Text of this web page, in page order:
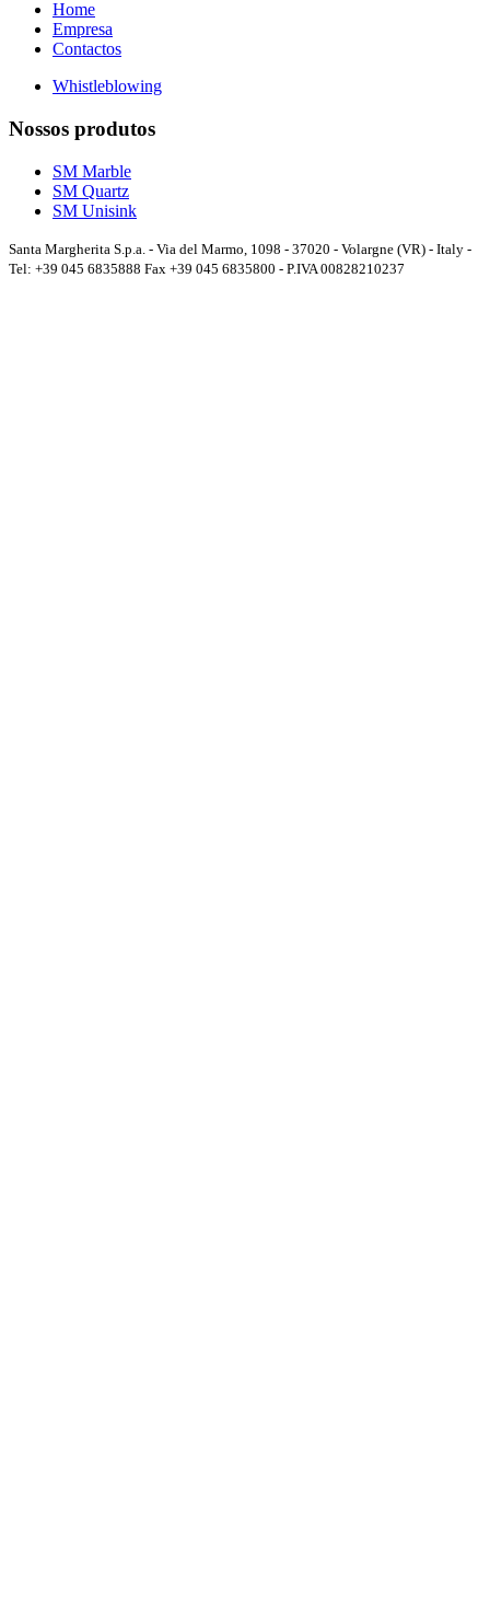
Home
Empresa
Contactos
Whistleblowing
Nossos produtos
SM Marble
SM Quartz
SM Unisink
Santa Margherita S.p.a. - Via del Marmo, 1098 - 37020 - Volargne (VR) - Italy -
Tel: +39 045 6835888 Fax +39 045 6835800 - P.IVA 00828210237